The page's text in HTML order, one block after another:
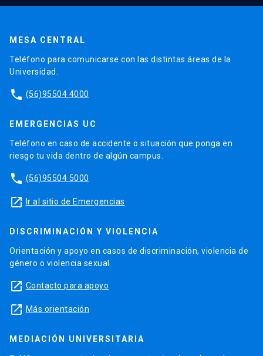
MESA CENTRAL
Teléfono para comunicarse con las distintas áreas de la
Universidad.
phone (56)95504 4000
EMERGENCIAS UC
Teléfono en caso de accidente o situación que ponga en
riesgo tu vida dentro de algún campus.
phone (56)95504 5000
launch Ir al sitio de Emergencias
DISCRIMINACIÓN Y VIOLENCIA
Orientación y apoyo en casos de discriminación, violencia de
género o violencia sexual.
launch Contacto para apoyo
launch Más orientación
MEDIACIÓN UNIVERSITARIA